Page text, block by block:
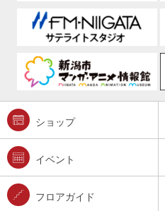
ショップ
イベント
フロアガイド